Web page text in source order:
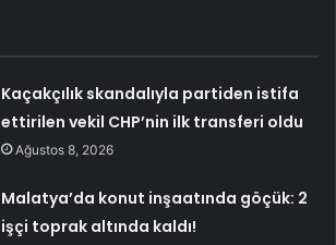
Kaçakçılık skandalıyla partiden istifa
ettirilen vekil CHP’nin ilk transferi oldu
Ağustos 8, 2026
Malatya’da konut inşaatında göçük: 2
işçi toprak altında kaldı!